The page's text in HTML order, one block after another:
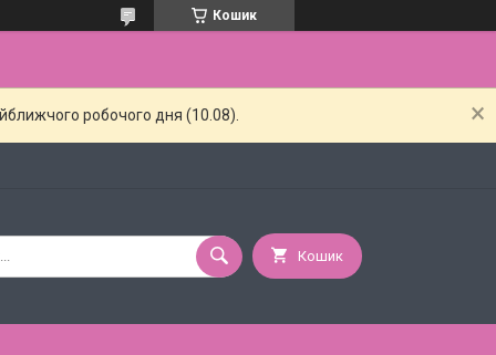
Кошик
робочого дня (10.08).
Кошик